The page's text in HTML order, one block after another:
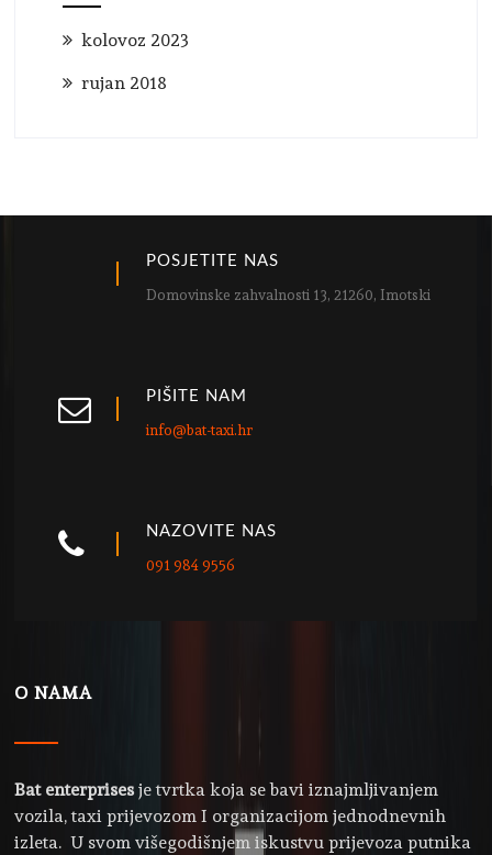
kolovoz 2023
rujan 2018
POSJETITE NAS
Domovinske zahvalnosti 13, 21260, Imotski
PIŠITE NAM
info@bat-taxi.hr
NAZOVITE NAS
091 984 9556
O NAMA
Bat enterprises je tvrtka koja se bavi iznajmljivanjem
vozila, taxi prijevozom I organizacijom jednodnevnih
izleta. U svom višegodišnjem iskustvu prijevoza putnika